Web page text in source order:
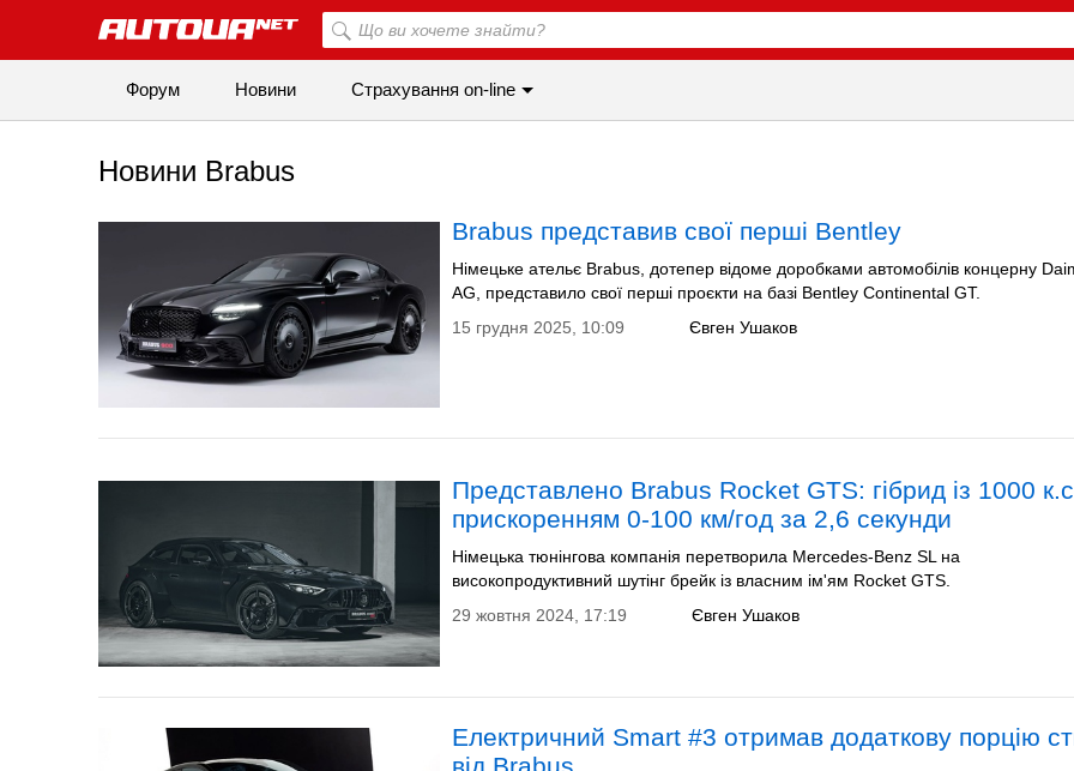
Форум Новини Страхування on-line
Новини Brabus
Brabus представив свої перші Bentley
Німецьке ательє Brabus, дотепер відоме доробками автомобілів концерну
AG, представило свої перші проєкти на базі Bentley Continental GT.​
Євген Ушаков
15 грудня 2025, 10:09
Представлено Brabus Rocket GTS: гібрид із 1000
прискоренням 0-100 км/год за 2,6 секунди
Німецька тюнінгова компанія перетворила Mercedes-Benz SL на
високопродуктивний шутінг брейк із власним ім'ям Rocket GTS.
Євген Ушаков
29 жовтня 2024, 17:19
Електричний Smart #3 отримав додаткову порцію
від Brabus